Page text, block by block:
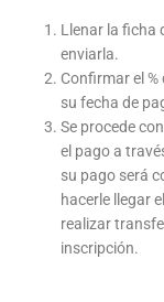
Llenar la ficha
enviarla.
Confirmar el
su fecha de
Se procede
el pago a
su pago será
hacerle llegar
realizar
inscripción.